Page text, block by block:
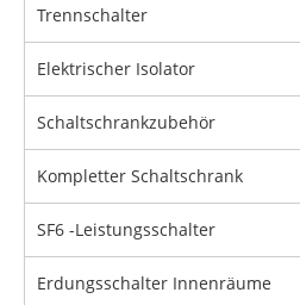
Trennschalter
Elektrischer Isolator
Schaltschrankzubehör
Kompletter Schaltschrank
SF6 -Leistungsschalter
Erdungsschalter Innenräume